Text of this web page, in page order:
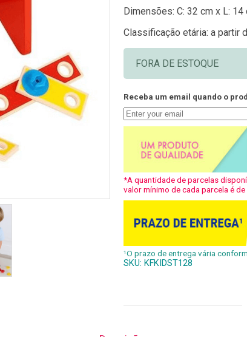
Dimensões: C: 32 cm x L:
Classificação etária: a partir
FORA DE ESTOQUE
Receba um email quando o
*A quantidade de parcelas
valor mínimo de cada parcela é de
¹O prazo de entrega vária
SKU:KFKIDST128